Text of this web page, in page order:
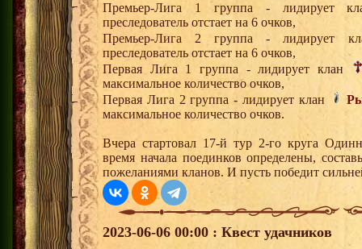
Премьер-Лига 1 группа - лидирует
преследователь отстает на 6 очков,
Премьер-Лига 2 группа - лидирует
преследователь отстает на 6 очков,
Первая Лига 1 группа - лидирует клан
максимальное количество очков,
Первая Лига 2 группа - лидирует клан
максимальное количество очков.
Вчера стартовал 17-й тур 2-го круга
время начала поединков определены,
пожеланиями кланов. И пусть победит
2023-06-06 00:00 : Квест удачников